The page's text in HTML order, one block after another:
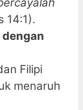
14:1).
Filipi
menaruh